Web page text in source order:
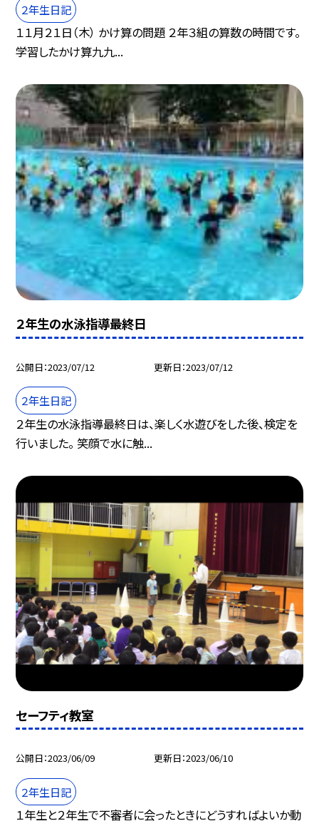
２年生日記
１１月２１日（木） かけ算の問題 ２年３組の算数の時間です。
学習したかけ算九九...
２年生の水泳指導最終日
公開日 2023/07/12 更新日 2023/07/12
２年生日記
２年生の水泳指導最終日は、楽しく水遊びをした後、検定を
行いました。 笑顔で水に触...
セーフティ教室
公開日 2023/06/09 更新日 2023/06/10
２年生日記
１年生と２年生で不審者に会ったときにどうすればよいか動